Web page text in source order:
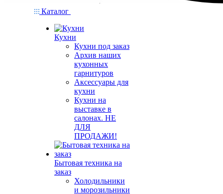
Каталог
Кухни
Кухни под заказ
Архив наших
кухонных
гарнитуров
Аксессуары для
кухни
Кухни на
выставке в
салонах. НЕ
ДЛЯ
ПРОДАЖИ!
Бытовая техника на
заказ
Холодильники
и морозильники